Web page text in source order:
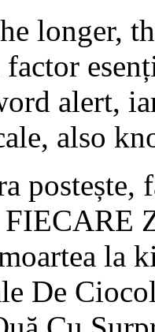
longer,
factor
alert,
also
postește,
la
De